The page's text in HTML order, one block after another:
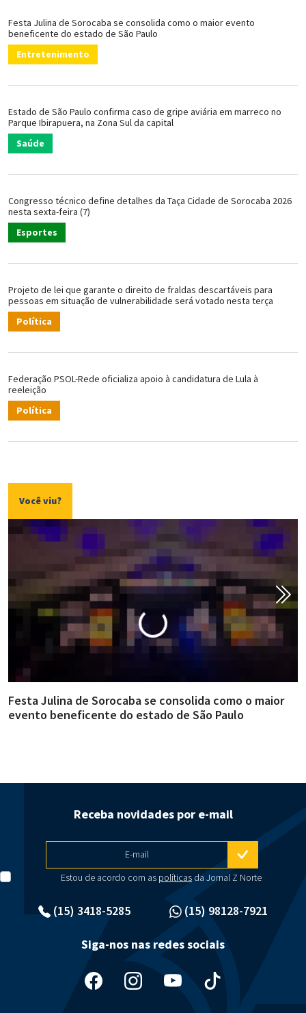
Festa Julina de Sorocaba se consolida como o maior evento
beneficente do estado de São Paulo
Entretenimento
Estado de São Paulo confirma caso de gripe aviária em marreco no
Parque Ibirapuera, na Zona Sul da capital
Saúde
Congresso técnico define detalhes da Taça Cidade de Sorocaba 2026
nesta sexta-feira (7)
Esportes
Projeto de lei que garante o direito de fraldas descartáveis para
pessoas em situação de vulnerabilidade será votado nesta terça
Política
Federação PSOL-Rede oficializa apoio à candidatura de Lula à
reeleição
Política
Você viu?
Festa Julina de Sorocaba se consolida como o maior
evento beneficente do estado de São Paulo
(15) 3418-5285 (15) 98128-7921
Receba novidades por e-mail
E-mail
Estou de acordo com as políticas da Jornal Z Norte
Siga-nos nas redes sociais